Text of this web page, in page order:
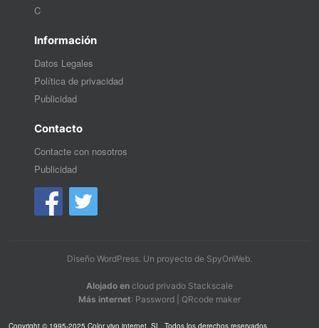
C
Información
Datos Legales
Política de privacidad
Publicidad
Contacto
Contacte con nosotros
Publicidad
Diseño WordPress. Un proyecto de SpyOnWeb.
Alojado en cloud privado Stackscale
Más internet: Password QRcode maker
Copyright © 1995-2025 Color vivo internet, SL. Todos los derechos reservados